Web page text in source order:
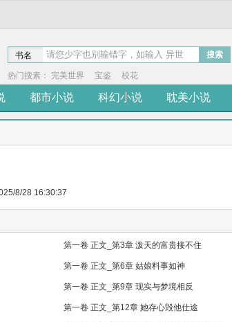
书名 搜索
热门搜素： 完美世界 宝鉴 校花
都市小说 科幻小说 耽美小说
8/28 16:30:37
第一卷 正文_第3章 泼天的富贵接不住
第一卷 正文_第6章 姑娘料事如神
第一卷 正文_第9章 现实与梦境相反
第一卷 正文_第12章 她存心毁他仕途